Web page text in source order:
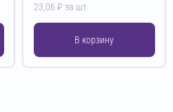
23,06 ₽ за шт
В корзину